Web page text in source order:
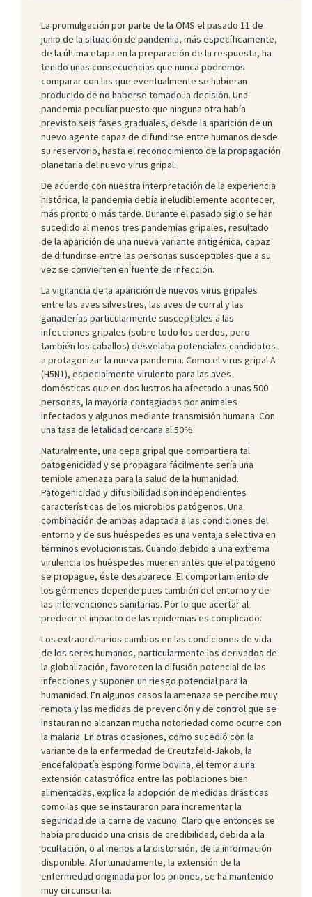
La promulgación por parte de la OMS el pasado 11 de
junio de la situación de pandemia, más específicamente,
de la última etapa en la preparación de la respuesta, ha
tenido unas consecuencias que nunca podremos
comparar con las que eventualmente se hubieran
producido de no haberse tomado la decisión. Una
pandemia peculiar puesto que ninguna otra había
previsto seis fases graduales, desde la aparición de un
nuevo agente capaz de difundirse entre humanos desde
su reservorio, hasta el reconocimiento de la propagación
planetaria del nuevo virus gripal.
De acuerdo con nuestra interpretación de la experiencia
histórica, la pandemia debía ineludiblemente acontecer,
más pronto o más tarde. Durante el pasado siglo se han
sucedido al menos tres pandemias gripales, resultado
de la aparición de una nueva variante antigénica, capaz
de difundirse entre las personas susceptibles que a su
vez se convierten en fuente de infección.
La vigilancia de la aparición de nuevos virus gripales
entre las aves silvestres, las aves de corral y las
ganaderías particularmente susceptibles a las
infecciones gripales (sobre todo los cerdos, pero
también los caballos) desvelaba potenciales candidatos
a protagonizar la nueva pandemia. Como el virus gripal A
(H5N1), especialmente virulento para las aves
domésticas que en dos lustros ha afectado a unas 500
personas, la mayoría contagiadas por animales
infectados y algunos mediante transmisión humana. Con
una tasa de letalidad cercana al 50%.
Naturalmente, una cepa gripal que compartiera tal
patogenicidad y se propagara fácilmente sería una
temible amenaza para la salud de la humanidad.
Patogenicidad y difusibilidad son independientes
características de los microbios patógenos. Una
combinación de ambas adaptada a las condiciones del
entorno y de sus huéspedes es una ventaja selectiva en
términos evolucionistas. Cuando debido a una extrema
virulencia los huéspedes mueren antes que el patógeno
se propague, éste desaparece. El comportamiento de
los gérmenes depende pues también del entorno y de
las intervenciones sanitarias. Por lo que acertar al
predecir el impacto de las epidemias es complicado.
Los extraordinarios cambios en las condiciones de vida
de los seres humanos, particularmente los derivados de
la globalización, favorecen la difusión potencial de las
infecciones y suponen un riesgo potencial para la
humanidad. En algunos casos la amenaza se percibe muy
remota y las medidas de prevención y de control que se
instauran no alcanzan mucha notoriedad como ocurre con
la malaria. En otras ocasiones, como sucedió con la
variante de la enfermedad de Creutzfeld-Jakob, la
encefalopatía espongiforme bovina, el temor a una
extensión catastrófica entre las poblaciones bien
alimentadas, explica la adopción de medidas drásticas
como las que se instauraron para incrementar la
seguridad de la carne de vacuno. Claro que entonces se
había producido una crisis de credibilidad, debida a la
ocultación, o al menos a la distorsión, de la información
disponible. Afortunadamente, la extensión de la
enfermedad originada por los priones, se ha mantenido
muy circunscrita.